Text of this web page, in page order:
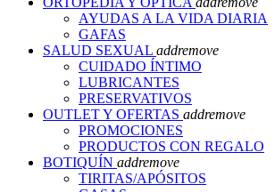
AYUDAS A LA VIDA DIARIA
GAFAS
SALUD SEXUAL addremove
CUIDADO ÍNTIMO
LUBRICANTES
PRESERVATIVOS
OUTLET Y OFERTAS addremove
PROMOCIONES
PRODUCTOS CON REGALO
BOTIQUÍN addremove
TIRITAS/APÓSITOS